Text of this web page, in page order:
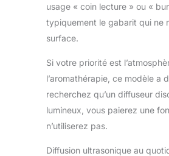
usage « coin lecture » ou «
typiquement le gabarit qui ne
surface.
Si votre priorité est
l’aromathérapie, ce modèle a
recherchez qu’un diffuseur
lumineux, vous paierez une
n’utiliserez pas.
Diffusion ultrasonique au